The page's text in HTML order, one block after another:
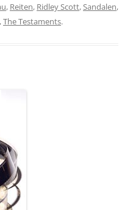
, Reiten, Ridley Scott,Sandalen,
,The Testaments.